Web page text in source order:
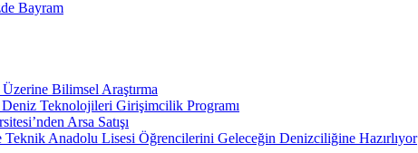
Bayram
Bilimsel Araştırma
Teknolojileri Girişimcilik Programı
Arsa Satışı
Anadolu Lisesi Öğrencilerini Geleceğin Denizciliğine Hazırlıyor